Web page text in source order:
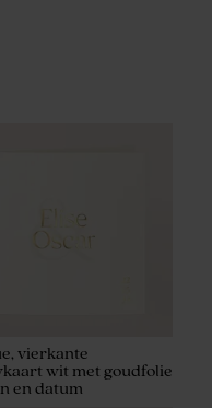
vierkante
wit met goudfolie
en datum